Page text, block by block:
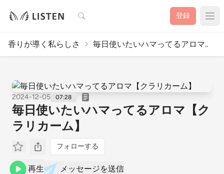
検索 登録
香りが導く私らしさ 毎日使いたいハマってるアロマ..
2024-12-05 07:28
毎日使いたいハマってるアロマ【ク
ラリカーム】
フォローする
再生 メッセージを送信